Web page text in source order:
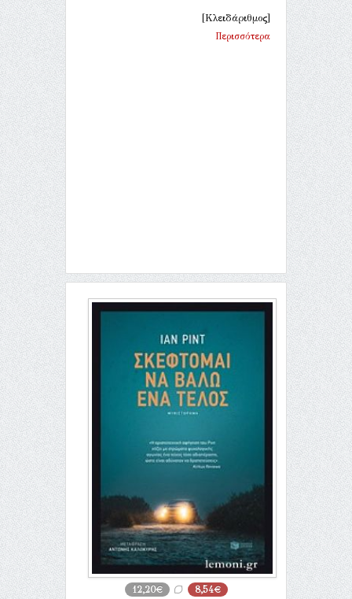
[Κλειδάριθμος]
Περισσότερα
12,20€ 8,54€